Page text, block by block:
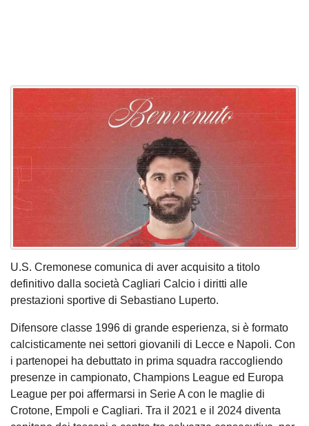
U.S. Cremonese comunica di aver acquisito a titolo
definitivo dalla società Cagliari Calcio i diritti alle
prestazioni sportive di Sebastiano Luperto.
Difensore classe 1996 di grande esperienza, si è formato
calcisticamente nei settori giovanili di Lecce e Napoli. Con
i partenopei ha debuttato in prima squadra raccogliendo
presenze in campionato, Champions League ed Europa
League per poi affermarsi in Serie A con le maglie di
Crotone, Empoli e Cagliari. Tra il 2021 e il 2024 diventa